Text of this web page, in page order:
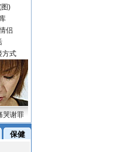
)
侣
方式
哭谢罪